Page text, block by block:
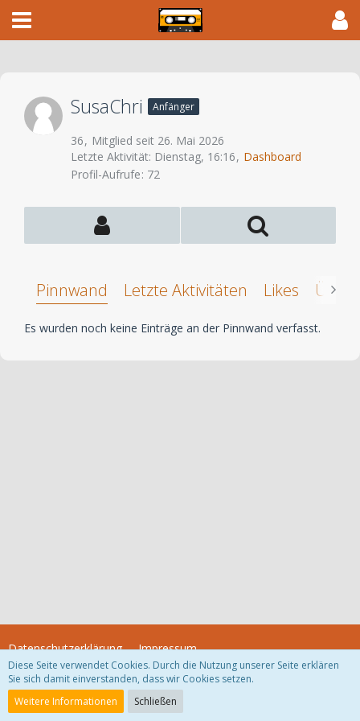
SusaChri Anfänger
36
Mitglied seit 26. Mai 2026
Letzte Aktivität: Dienstag, 16:16
Dashboard
Profil-Aufrufe 72
Pinnwand Letzte Aktivitäten Likes Über
Es wurden noch keine Einträge an der Pinnwand verfasst.
Datenschutzerklärung Impressum
Community-Software:
Diese Seite verwendet Cookies. Durch die Nutzung unserer Seite erklären
Sie sich damit einverstanden, dass wir Cookies setzen.
Weitere Informationen
Schließen